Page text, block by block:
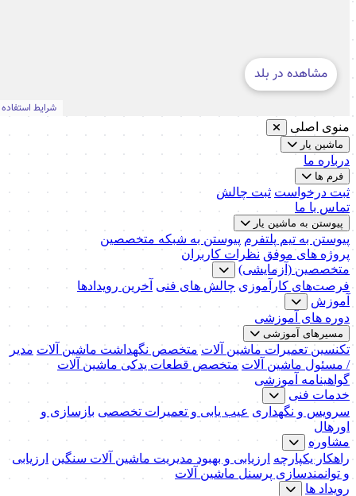
منوی اصلی
ماشین یار
درباره ما
فرم ها
ثبت درخواست ثبت چالش
تماس با ما
پیوستن به ماشین یار
پیوستن به تیم پلتفرم پیوستن به شبکه متخصصین
پروژه های موفق نظرات کاربران
متخصصین (آزمایشی)
فرصت‌های کارآموزی چالش های فنی آخرین رویدادها
آموزش
دوره های آموزشی
مسیرهای آموزشی
تکنسین تعمیرات ماشین آلات متخصص نگهداشت ماشین آلات مدیر
/ مسئول ماشین آلات متخصص قطعات یدکی ماشین آلات
گواهینامه آموزشی
خدمات فنی
سرویس و نگهداری عیب یابی و تعمیرات تخصصی بازسازی و
اورهال
مشاوره
راهکار یکپارچه ارزیابی و بهبود مدیریت ماشین آلات سنگین ارزیابی
و توانمندسازی پرسنل ماشین آلات
رویداد ها